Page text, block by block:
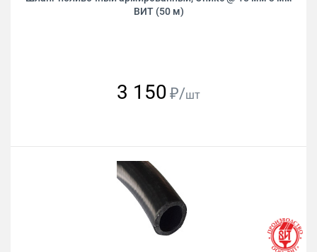
ВИТ (50 м)
3 150 ₽/шт